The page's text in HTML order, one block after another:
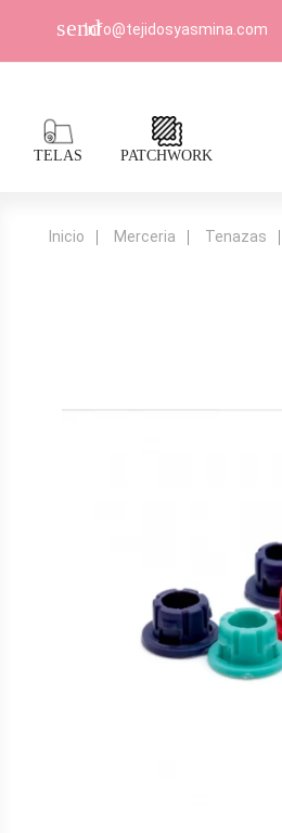
sendInfo@tejidosyasmina.com
TELAS PATCHWORK
Inicio Merceria Tenazas